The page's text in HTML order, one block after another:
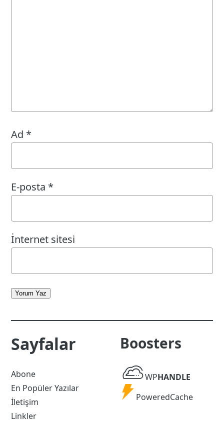
Ad *
E-posta *
İnternet sitesi
Yorum Yaz
Sayfalar
Abone
En Popüler Yazılar
İletişim
Linkler
Boosters
WP
Handle
WPHANDLE
Powered
PoweredCache